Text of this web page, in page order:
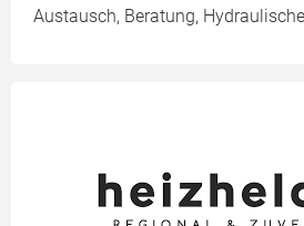
Austausch, Beratung,